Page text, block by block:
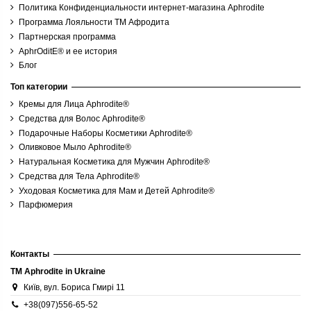
630,00 грн
Купить
Политика Конфиденциальности интернет-магазина Aphrodite
Программа Лояльности ТМ Афродита
Партнерская программа
AphrOditE® и ее история
Блог
Топ категории
Кремы для Лица Aphrodite®
Средства для Волос Aphrodite®
Подарочные Наборы Косметики Aphrodite®
Оливковое Мыло Aphrodite®
Натуральная Косметика для Мужчин Aphrodite®
Средства для Тела Aphrodite®
Уходовая Косметика для Мам и Детей Aphrodite®
Парфюмерия
Контакты
TM Aphrodite in Ukraine
Київ, вул. Бориса Гмирі 11
+38(097)556-65-52